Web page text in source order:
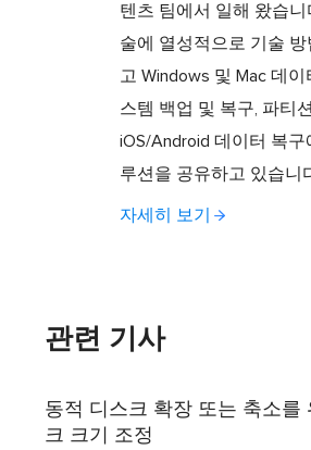
텐츠 팀에서 일해 왔습니
술에 열성적으로 기술
고 Windows 및 Mac 데이
스템 백업 및 복구, 파티션
iOS/Android 데이터 복
루션을 공유하고 있습니
자세히 보기
관련 기사
동적 디스크 확장 또는 축소를
크 크기 조정